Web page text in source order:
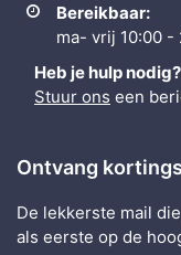
Bereikbaar:
ma- vrij 10:00 -
Heb je hulp nodig?
Stuur ons een
Ontvang
De lekkerste mail
als eerste op de